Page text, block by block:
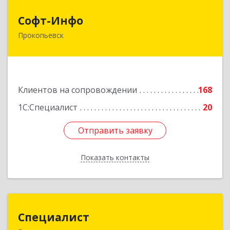
Софт-Инфо
Прокопьевск
Клиентов на сопровождении
168
1С:Специалист
20
Отправить заявку
Показать контакты
653039, Кемеровская область - Кузбасс,
Подробнее
Отправить заявку
Назад
Специалист